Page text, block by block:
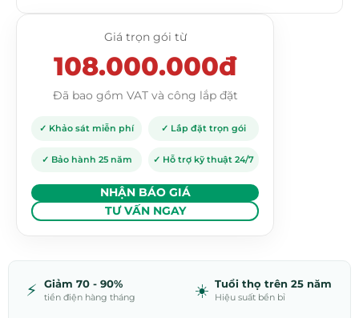
Giá trọn gói từ
108.000.000đ
Đã bao gồm VAT và công lắp đặt
✓ Khảo sát miễn phí ✓ Lắp đặt trọn gói
✓ Bảo hành 25 năm ✓ Hỗ trợ kỹ thuật 24/7
NHẬN BÁO GIÁ
TƯ VẤN NGAY
⚡ Giảm 70 - 90%
tiền điện hàng tháng ☀️ Tuổi thọ trên 25 năm
Hiệu suất bền bỉ